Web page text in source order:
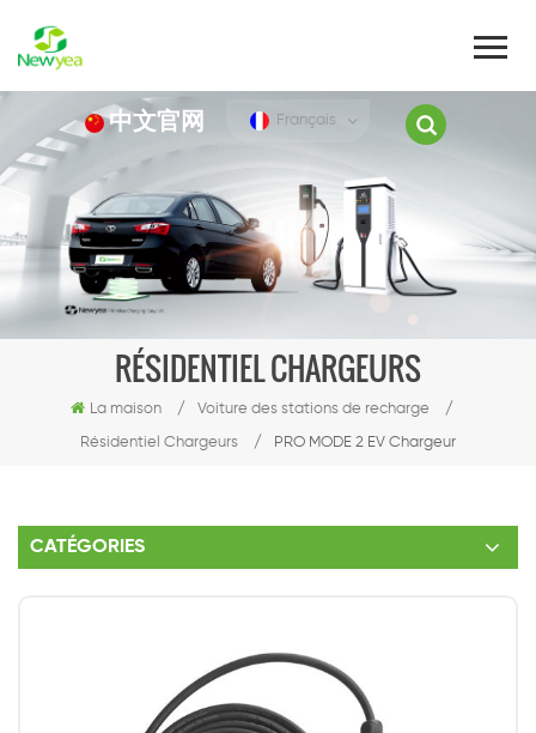
中文官网 Français
RÉSIDENTIEL CHARGEURS
La maison / Voiture des stations de recharge /
Résidentiel Chargeurs / PRO MODE 2 EV Chargeur
CATÉGORIES